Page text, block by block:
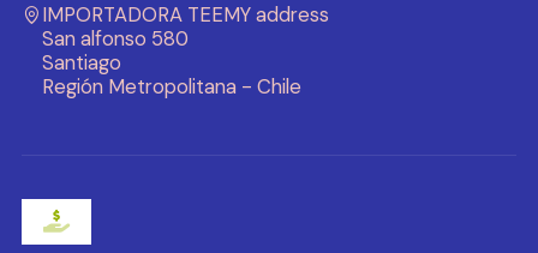
IMPORTADORA TEEMY address
San alfonso 580
Santiago
Región Metropolitana - Chile